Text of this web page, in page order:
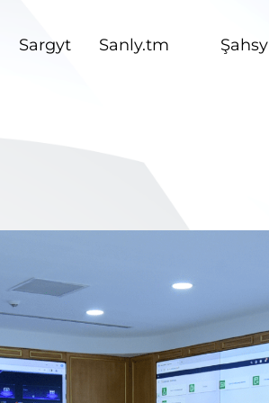
Sargyt Sanly.tm